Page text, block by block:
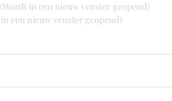
in een nieuw venster geopend)
een nieuw venster geopend)